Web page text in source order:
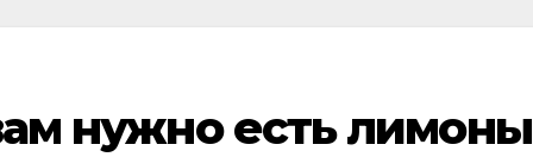
нужно есть лимоны